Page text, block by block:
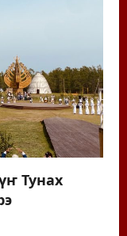
Тунах